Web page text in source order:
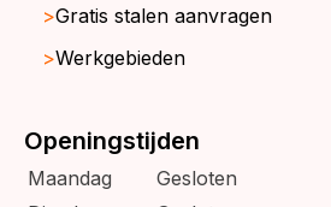
Gratis stalen aanvragen
Werkgebieden
Openingstijden
Maandag
Gesloten